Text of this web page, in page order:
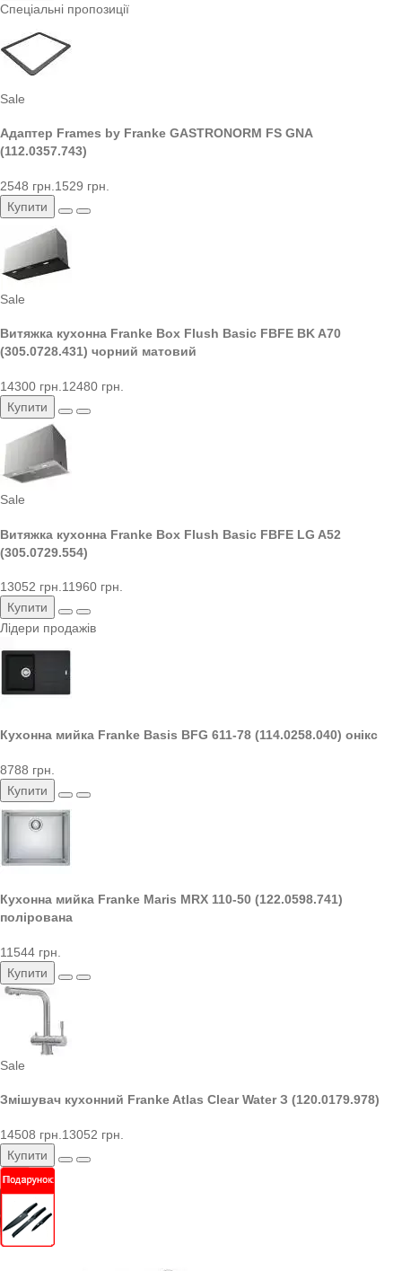
Спеціальні пропозиції
Sale
Адаптер Frames by Franke GASTRONORM FS GNA
(112.0357.743)
2548 грн. 1529 грн.
Купити
Sale
Витяжка кухонна Franke Box Flush Basic FBFE BK A70
(305.0728.431) чорний матовий
14300 грн. 12480 грн.
Купити
Sale
Витяжка кухонна Franke Box Flush Basic FBFE LG A52
(305.0729.554)
13052 грн.11960 грн.
Купити
Лідери продажів
Кухонна мийка Franke Basis BFG 611-78 (114.0258.040) онікс
8788 грн.
Купити
Кухонна мийка Franke Maris MRX 110-50 (122.0598.741)
полірована
11544 грн.
Купити
Sale
Змішувач кухонний Franke Atlas Clear Water З (120.0179.978)
14508 грн. 13052 грн.
Купити